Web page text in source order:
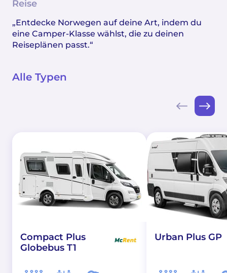
Reise
„Entdecke Norwegen auf deine Art, indem du
eine Camper-Klasse wählst, die zu deinen
Reiseplänen passt.“
Alle Typen
Compact Plus
Globebus T1
Urban Plus GP